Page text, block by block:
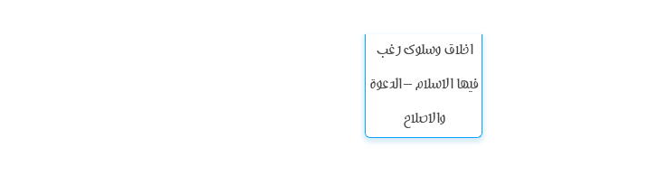
اخلاق وسلوك رغب
فيها الاسلام – الدعوة
والاصلاح